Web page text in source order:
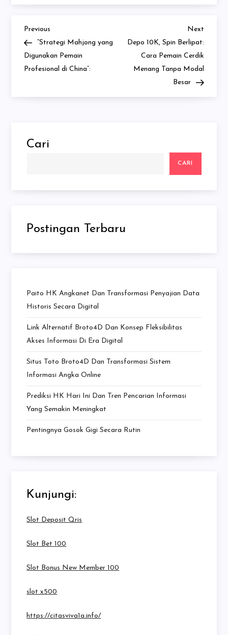
Navigasi
pos
Previous
Post
Previous
“Strategi Mahjong yang
Digunakan Pemain
Profesional di China”:
Next
Post
Next
Depo 10K, Spin Berlipat:
Cara Pemain Cerdik
Menang Tanpa Modal
Besar
Cari
CARI
Postingan Terbaru
Paito HK Angkanet Dan Transformasi Penyajian Data
Historis Secara Digital
Link Alternatif Broto4D Dan Konsep Fleksibilitas
Akses Informasi Di Era Digital
Situs Toto Broto4D Dan Transformasi Sistem
Informasi Angka Online
Prediksi HK Hari Ini Dan Tren Pencarian Informasi
Yang Semakin Meningkat
Pentingnya Gosok Gigi Secara Rutin
Kunjungi:
Slot Deposit Qris
Slot Bet 100
Slot Bonus New Member 100
slot x500
https://citasviva1a.info/